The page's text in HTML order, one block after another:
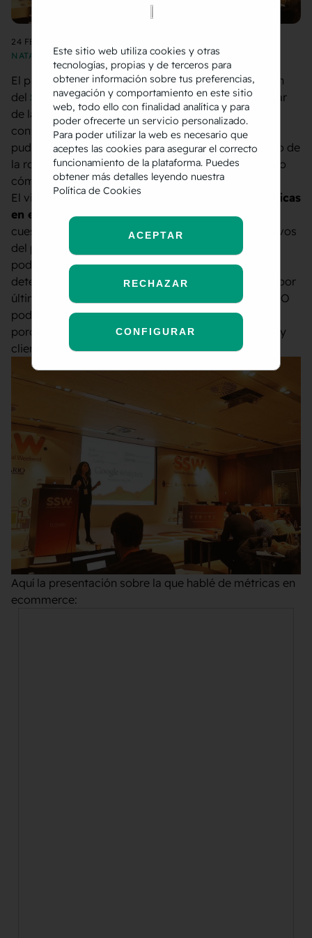
24 FEBRERO 2017
NATALIA SAMPÉRIZ
El pasado fin de semana se celebró la quinta edición
del Santander Social Weekenden el hotel Santemar
de la capital cántabra. El evento se compuso de
conferencias de diversa índole, de manera que
pudimos disfrutar de temas variados como el futuro de
la robótica, el modelo de negocio de los youtubers o
cómo trabajar con influencersen Instagram.
El viernes tuve la oportunidad de hablar sobre
métricas
en ecommerceabordando inicialmente algunas
cuestiones sobre la medición, metodología y objetivos
del plan de analítica web; funcionalidades que
podemos usar en Google Analytics para medir
determinadas acciones de los usuarios en un site y por
último, indicadores de interés en ecommerce que NO
podemos medir en herramientas como Analytics
porque necesitamos contar con analítica de ventas y
clientes.
Aquí la presentación sobre la que hablé de métricas en
ecommerce:
Este sitio web utiliza cookies y otras
tecnologías, propias y de terceros para
obtener información sobre tus preferencias,
navegación y comportamiento en este sitio
web, todo ello con finalidad analítica y para
poder ofrecerte un servicio personalizado.
Para poder utilizar la web es necesario que
aceptes las cookies para asegurar el correcto
funcionamiento de la plataforma. Puedes
obtener más detalles leyendo nuestra
Política de Cookies
ACEPTAR
RECHAZAR
CONFIGURAR